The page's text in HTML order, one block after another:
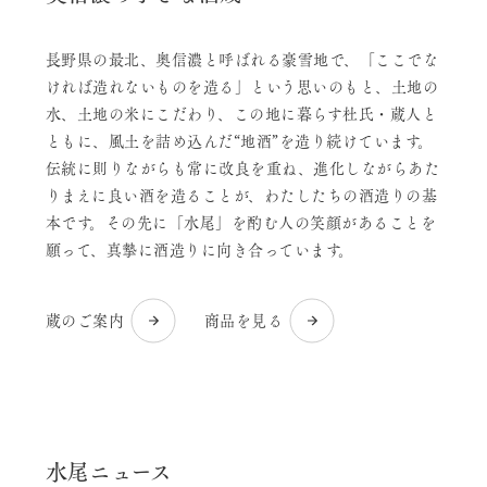
長野県の最北、奥信濃と呼ばれる豪雪地で、「ここでな
ければ造れないものを造る」という思いのもと、土地の
水、土地の米にこだわり、この地に暮らす杜氏・蔵人と
ともに、風土を詰め込んだ“地酒”を造り続けています。
伝統に則りながらも常に改良を重ね、進化しながらあた
りまえに良い酒を造ることが、わたしたちの酒造りの基
本です。その先に「水尾」を酌む人の笑顔があることを
願って、真摯に酒造りに向き合っています。
蔵のご案内 商品を見る
水尾ニュース